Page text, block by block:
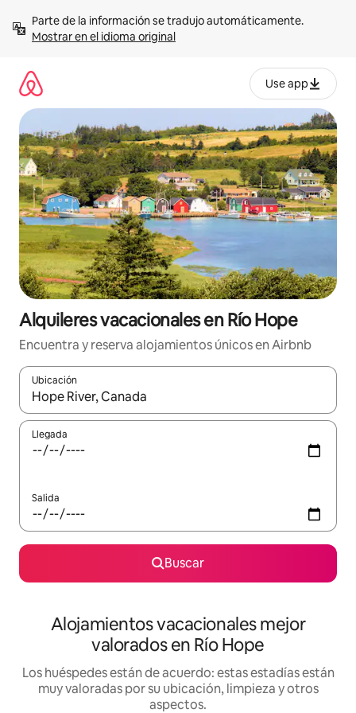
contenidoMostrar en el idioma original
Use app
Alquileres vacacionales en Río Hope
Encuentra y reserva alojamientos únicos en Airbnb
Ubicación
Cuando los resultados estén disponibles, navega con las
Llegada
Salida
Buscar
Alojamientos vacacionales mejor
valorados en Río Hope
Los huéspedes están de acuerdo: estas estadías están
muy valoradas por su ubicación, limpieza y otros
aspectos.